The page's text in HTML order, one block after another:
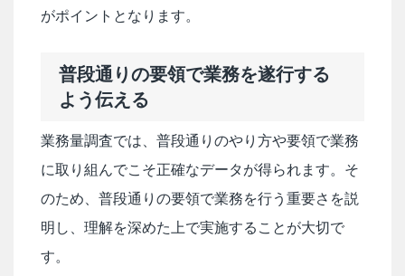
がポイントとなります。
普段通りの要領で業務を遂行する
よう伝える
業務量調査では、普段通りのやり方や要領で業務
に取り組んでこそ正確なデータが得られます。そ
のため、普段通りの要領で業務を行う重要さを説
明し、理解を深めた上で実施することが大切で
す。